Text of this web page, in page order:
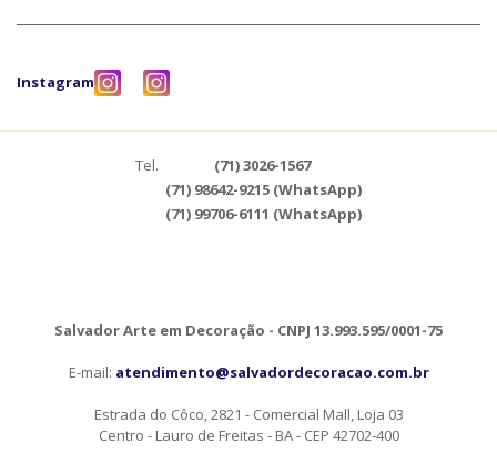
Instagram
Tel.
(71) 3026-1567
(71) 98642-9215 (WhatsApp)
(71) 99706-6111 (WhatsApp)
Salvador Arte em Decoração - CNPJ 13.993.595/0001-75
E-mail: atendimento@salvadordecoracao.com.br
Estrada do Côco, 2821 - Comercial Mall, Loja 03
Centro - Lauro de Freitas - BA - CEP 42702-400